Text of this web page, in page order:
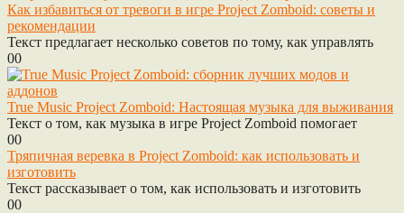
Как избавиться от тревоги в игре Project Zomboid: советы и
рекомендации
Текст предлагает несколько советов по тому, как управлять
00
True Music Project Zomboid: Настоящая музыка для выживания
Текст о том, как музыка в игре Project Zomboid помогает
00
Тряпичная веревка в Project Zomboid: как использовать и
изготовить
Текст рассказывает о том, как использовать и изготовить
00